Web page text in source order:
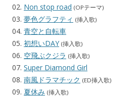
02. Non stop road (OPテーマ)
03. 夢色グラフティ (挿入歌)
04. 青空と自転車
05. 初想いDAY (挿入歌)
06. 空飛ぶクジラ (挿入歌)
07. Super Diamond Girl
08. 南風ドラマチック (ED挿入歌)
09. 夏休み (挿入歌)